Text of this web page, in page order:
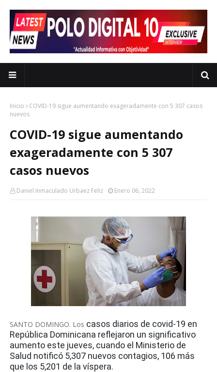
Inicio
COVID-19 sigue aumentando exageradamente con 5 307 casos
nuevos
COVID-19 sigue aumentando
exageradamente con 5 307
casos nuevos
Daniel Inmaculado Urbaez Feliz Enero 06, 2022
SANTO DOMINGO. Los casos diarios de covid-19 en
República Dominicana reflejaron un significativo
aumento este jueves, cuando el Ministerio de
Salud notificó 5,307 nuevos contagios, 106 más
que los 5,201 de la víspera.